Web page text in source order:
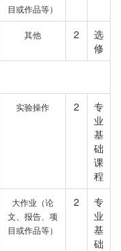
目或作品等）
其他 2
选
修
实验操作 2
专
业
基
础
课
程
大作业（论
文、报告、项
目或作品等）
2
专
业
基
础